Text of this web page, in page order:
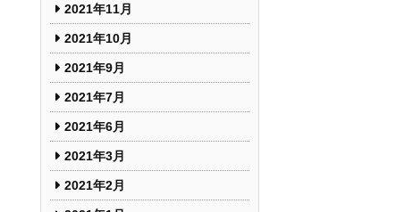
2021年11月
2021年10月
2021年9月
2021年7月
2021年6月
2021年3月
2021年2月